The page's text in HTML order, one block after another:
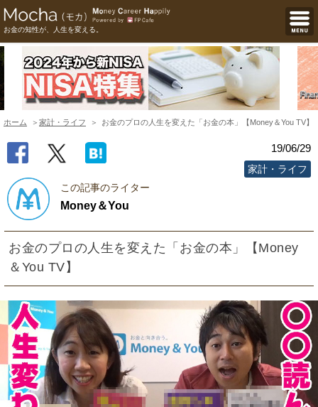
お金の知性が、人生を変える。
ホーム 家計・ライフ お金のプロの人生を変えた「お金の本」【Money＆You TV】
19/06/29
家計・ライフ
この記事のライター
Money＆You
お金のプロの人生を変えた「お金の本」【Money
＆You TV】